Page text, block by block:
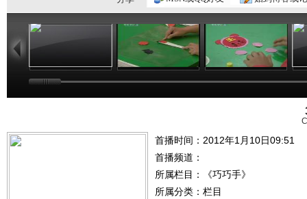
06:57 07:58 08:10
首播时间：2012年1月10日09:51
首播频道：
所属栏目：
《巧巧手》
所属分类：栏目